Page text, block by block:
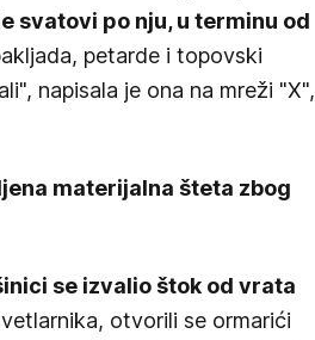
svatovi po nju, u terminu od
petarde i topovski
napisala je ona na mreži "X",
materijalna šteta zbog
se izvalio štok od vrata
otvorili se ormarići